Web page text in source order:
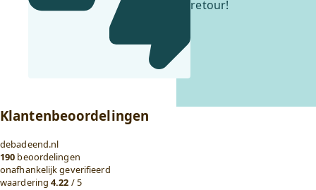
retour!
Klantenbeoordelingen
debadeend.nl
190 beoordelingen
onafhankelijk geverifieerd
waardering4.22 / 5